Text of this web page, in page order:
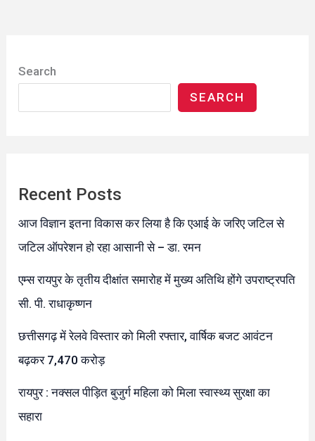
Search
SEARCH
Recent Posts
आज विज्ञान इतना विकास कर लिया है कि एआई के जरिए जटिल से
जटिल ऑपरेशन हो रहा आसानी से – डा. रमन
एम्स रायपुर के तृतीय दीक्षांत समारोह में मुख्य अतिथि होंगे उपराष्ट्रपति
सी. पी. राधाकृष्णन
छत्तीसगढ़ में रेलवे विस्तार को मिली रफ्तार, वार्षिक बजट आवंटन
बढ़कर 7,470 करोड़
रायपुर : नक्सल पीड़ित बुजुर्ग महिला को मिला स्वास्थ्य सुरक्षा का
सहारा